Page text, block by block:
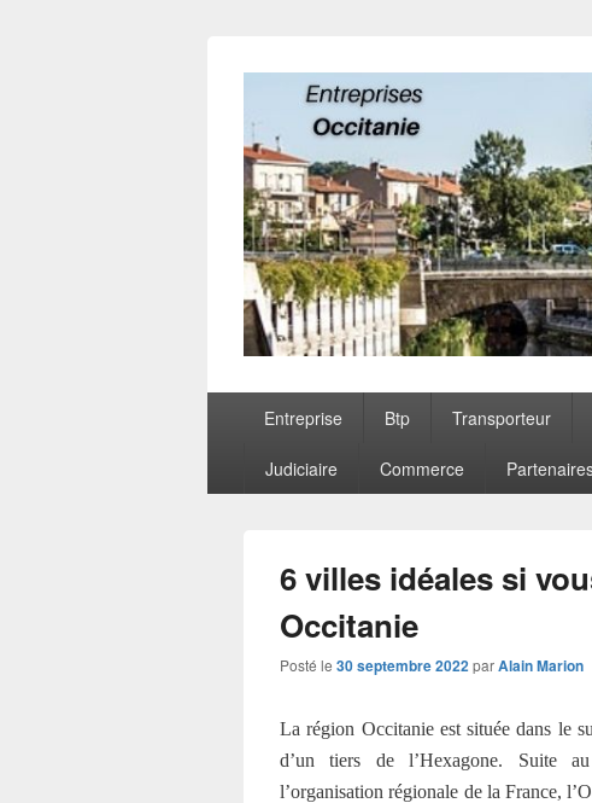
Entreprises
principalEntreprise Btp Transporteur
Judiciaire Commerce
6 villes idéales si
Occitanie
Posté le 30 septembre 2022parAlain Marion
La région Occitanie est située dans le
d’un tiers de l’Hexagone. Suite
l’organisation régionale de la France,